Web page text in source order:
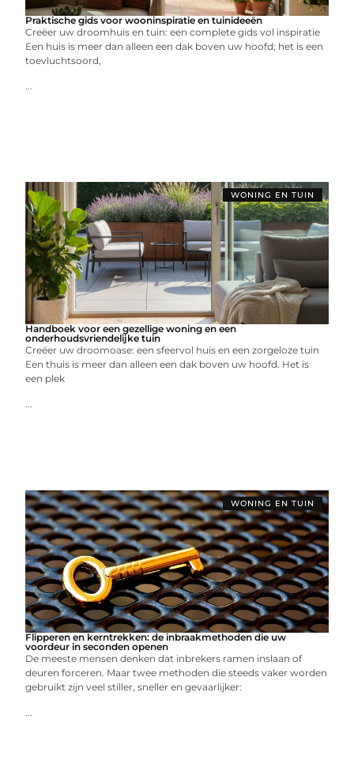
Praktische gids voor wooninspiratie en tuinideeën
Creëer uw droomhuis en tuin: een complete gids vol inspiratie
Een huis is meer dan alleen een dak boven uw hoofd; het is een
toevluchtsoord,
...
WONING EN TUIN
Handboek voor een gezellige woning en een
onderhoudsvriendelijke tuin
Creëer uw droomoase: een sfeervol huis en een zorgeloze tuin
Een thuis is meer dan alleen een dak boven uw hoofd. Het is
een plek
...
WONING EN TUIN
Flipperen en kerntrekken: de inbraakmethoden die uw
voordeur in seconden openen
De meeste mensen denken dat inbrekers ramen inslaan of
deuren forceren. Maar twee methoden die steeds vaker worden
gebruikt zijn veel stiller, sneller en gevaarlijker:
...